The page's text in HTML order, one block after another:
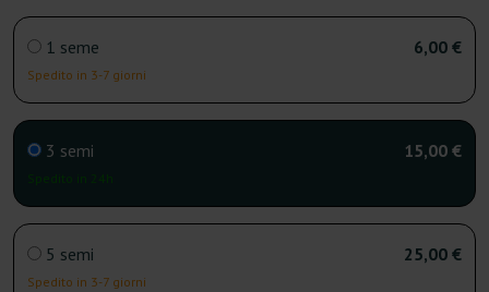
1 seme
Spedito in 3-7 giorni
6,00 €
3 semi 15,00 €
5 semi
Spedito in 3-7 giorni
25,00 €